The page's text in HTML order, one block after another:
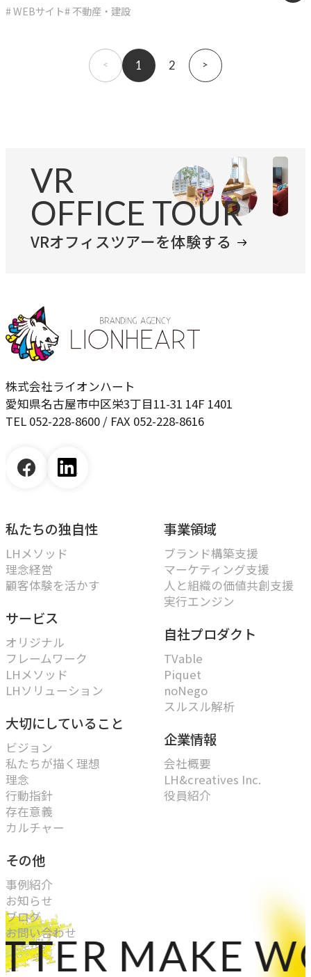
手の心をつかむ採用サイト
# WEBサイト# 不動産・建設
1 2 »
VR
OFFICE TOUR
VRオフィスツアーを体験する
株式会社ライオンハート
愛知県名古屋市中区栄3丁目11-31 14F 1401
TEL 052-228-8600 / FAX 052-228-8616
私たちの独自性
LHメソッド
理念経営
顧客体験を活かす
サービス
オリジナル
フレームワーク
LHメソッド
LHソリューション
大切にしていること
ビジョン
私たちが描く理想
理念
行動指針
存在意義
カルチャー
その他
事例紹介
お知らせ
ブログ
お問い合わせ
事業領域
ブランド構築支援
マーケティング支援
人と組織の価値共創支援
実行エンジン
自社プロダクト
TVable
Piquet
noNego
スルスル解析
企業情報
会社概要
LH&creatives Inc.
役員紹介
MAKE